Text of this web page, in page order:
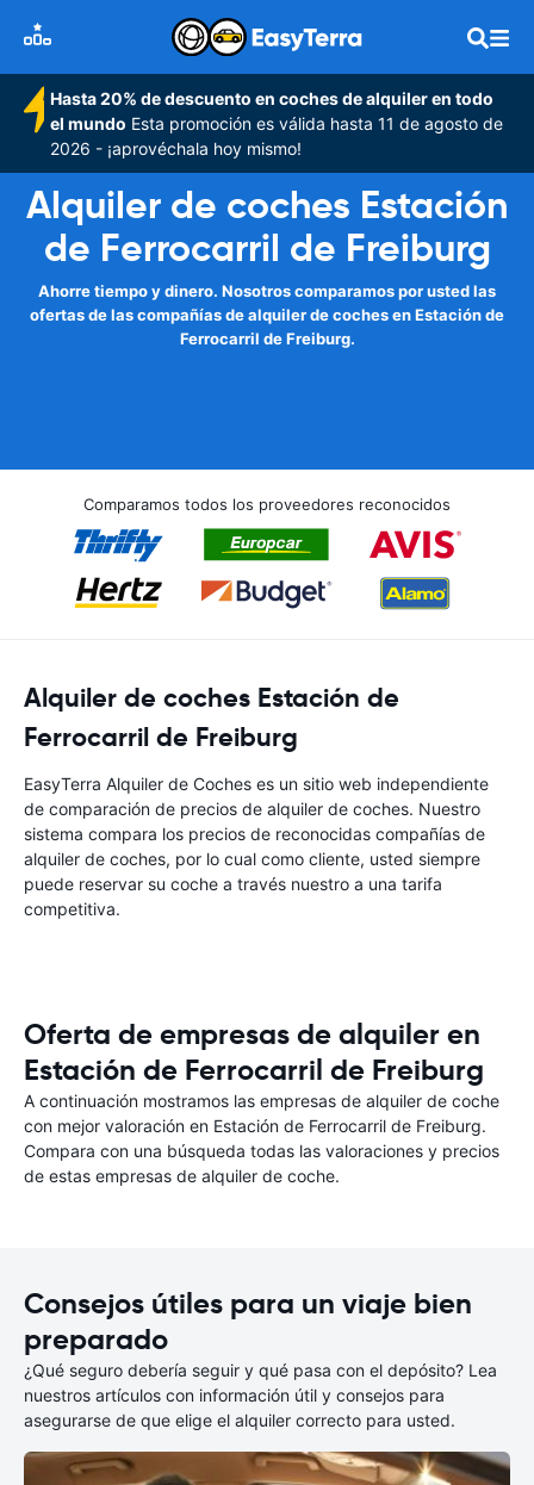
Hasta 20% de descuento en coches de alquiler en todo
el mundo Esta promoción es válida hasta 11 de agosto de
2026 - ¡aprovéchala hoy mismo!
Alquiler de coches Estación
de Ferrocarril de Freiburg
Ahorre tiempo y dinero. Nosotros comparamos por usted las
ofertas de las compañías de alquiler de coches en Estación de
Ferrocarril de Freiburg.
Comparamos todos los proveedores reconocidos
Alquiler de coches Estación de
Ferrocarril de Freiburg
EasyTerra Alquiler de Coches es un sitio web independiente
de comparación de precios de alquiler de coches. Nuestro
sistema compara los precios de reconocidas compañías de
alquiler de coches, por lo cual como cliente, usted siempre
puede reservar su coche a través nuestro a una tarifa
competitiva.
Oferta de empresas de alquiler en
Estación de Ferrocarril de Freiburg
A continuación mostramos las empresas de alquiler de coche
con mejor valoración en Estación de Ferrocarril de Freiburg.
Compara con una búsqueda todas las valoraciones y precios
de estas empresas de alquiler de coche.
Consejos útiles para un viaje bien
preparado
¿Qué seguro debería seguir y qué pasa con el depósito? Lea
nuestros artículos con información útil y consejos para
asegurarse de que elige el alquiler correcto para usted.